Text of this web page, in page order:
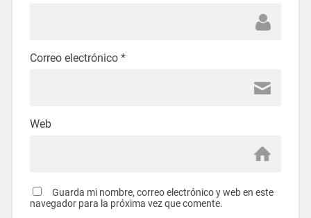
Correo electrónico *
Web
Guarda mi nombre, correo electrónico y web en este
navegador para la próxima vez que comente.